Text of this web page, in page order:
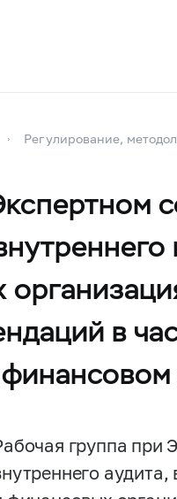
Регулирование,
в
группа при